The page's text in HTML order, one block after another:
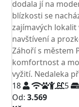
dodala jí na
blízkosti se
zajímavých lokalit
navštívení a
Záhoří s městem
komfortnost a
vyžití. Nedaleka
18
5
Od: 3.569